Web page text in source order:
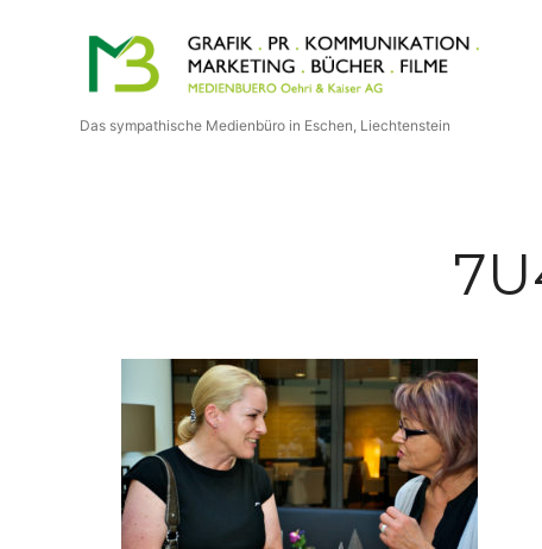
Medienbuero
Oehri
Das sympathische Medienbüro in Eschen, Liechtenstein